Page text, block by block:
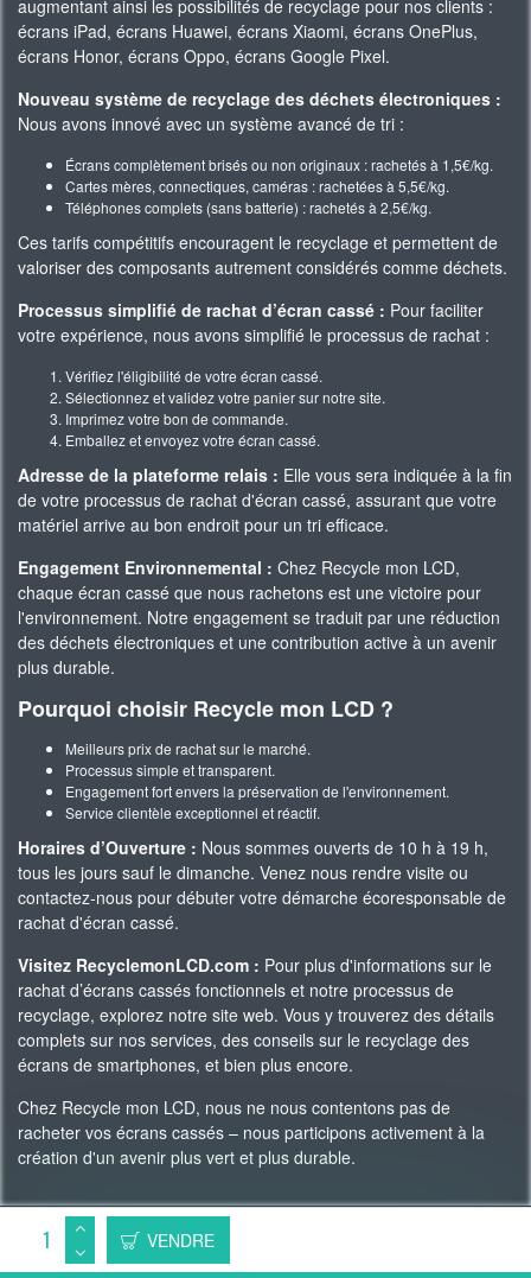
VENDRE
augmentant ainsi les possibilités de recyclage pour nos clients :
écrans iPad, écrans Huawei, écrans Xiaomi, écrans OnePlus,
écrans Honor, écrans Oppo, écrans Google Pixel.
Nouveau système de recyclage des déchets électroniques :
Nous avons innové avec un système avancé de tri :
Écrans complètement brisés ou non originaux : rachetés à 1,5€/kg.
Cartes mères, connectiques, caméras : rachetées à 5,5€/kg.
Téléphones complets (sans batterie) : rachetés à 2,5€/kg.
Ces tarifs compétitifs encouragent le recyclage et permettent de
valoriser des composants autrement considérés comme déchets.
Processus simplifié de rachat d’écran cassé : Pour faciliter
votre expérience, nous avons simplifié le processus de rachat :
Vérifiez l'éligibilité de votre écran cassé.
Sélectionnez et validez votre panier sur notre site.
Imprimez votre bon de commande.
Emballez et envoyez votre écran cassé.
Adresse de la plateforme relais : Elle vous sera indiquée à la fin
de votre processus de rachat d'écran cassé, assurant que votre
matériel arrive au bon endroit pour un tri efficace.
Engagement Environnemental : Chez Recycle mon LCD,
chaque écran cassé que nous rachetons est une victoire pour
l'environnement. Notre engagement se traduit par une réduction
des déchets électroniques et une contribution active à un avenir
plus durable.
Pourquoi choisir Recycle mon LCD ?
Meilleurs prix de rachat sur le marché.
Processus simple et transparent.
Engagement fort envers la préservation de l'environnement.
Service clientèle exceptionnel et réactif.
Horaires d’Ouverture : Nous sommes ouverts de 10 h à 19 h,
tous les jours sauf le dimanche. Venez nous rendre visite ou
contactez-nous pour débuter votre démarche écoresponsable de
rachat d'écran cassé.
Visitez RecyclemonLCD.com : Pour plus d'informations sur le
rachat d’écrans cassés fonctionnels et notre processus de
recyclage, explorez notre site web. Vous y trouverez des détails
complets sur nos services, des conseils sur le recyclage des
écrans de smartphones, et bien plus encore.
Chez Recycle mon LCD, nous ne nous contentons pas de
racheter vos écrans cassés – nous participons activement à la
création d'un avenir plus vert et plus durable.
Copyright 2023 © Recycle Mon LCD -